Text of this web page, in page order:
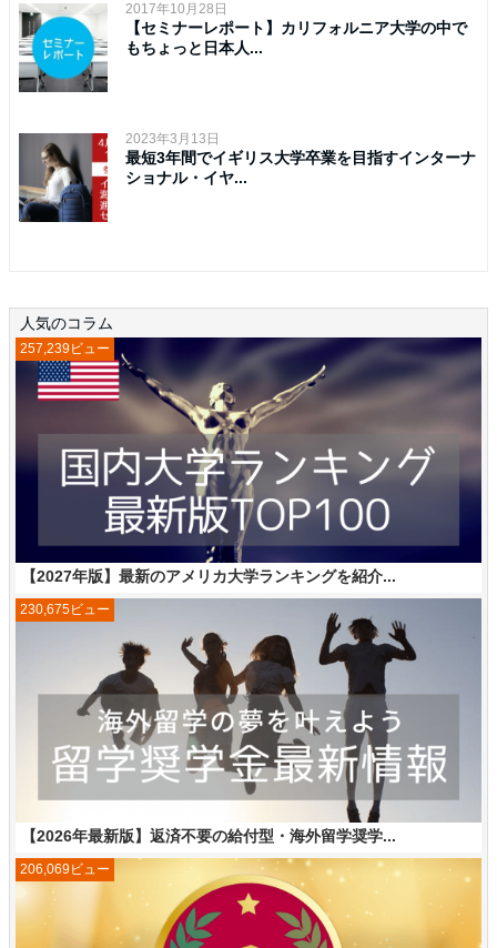
2017年10月28日
【セミナーレポート】カリフォルニア大学の中で
もちょっと日本人...
2023年3月13日
最短3年間でイギリス大学卒業を目指すインターナ
ショナル・イヤ...
人気のコラム
【2027年版】最新のアメリカ大学ランキングを紹介...
257,239ビュー
【2026年最新版】返済不要の給付型・海外留学奨学...
230,675ビュー
206,069ビュー